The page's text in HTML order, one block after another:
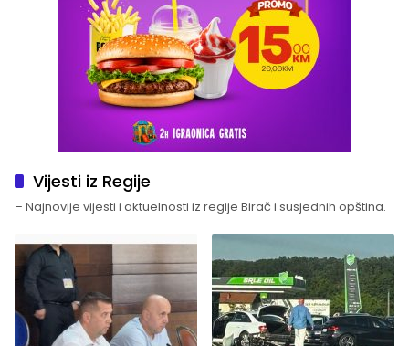
Vijesti iz Regije
– Najnovije vijesti i aktuelnosti iz regije Birač i susjednih opština.